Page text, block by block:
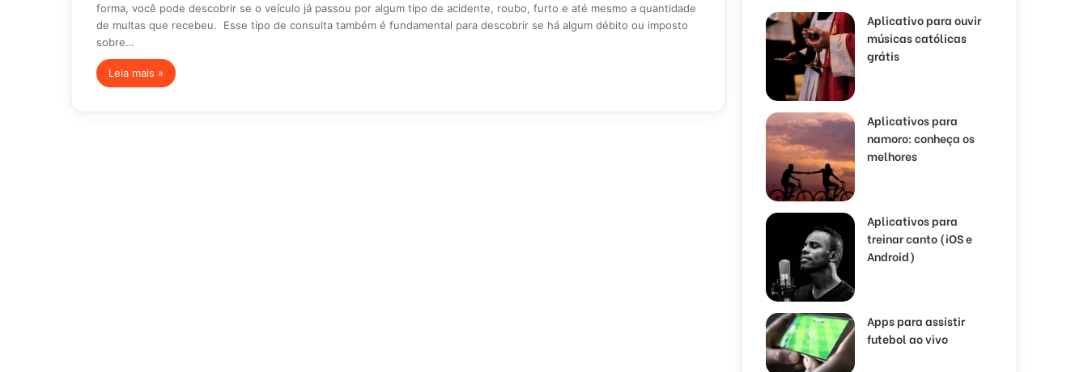
forma, você pode descobrir se o veículo já passou por algum tipo de acidente, roubo, furto e até mesmo a quantidade
de multas que recebeu. Esse tipo de consulta também é fundamental para descobrir se há algum débito ou imposto
sobre…
Leia mais »
Aplicativo para ouvir
músicas católicas
grátis
Aplicativos para
namoro: conheça os
melhores
Aplicativos para
treinar canto (iOS e
Android)
Apps para assistir
futebol ao vivo